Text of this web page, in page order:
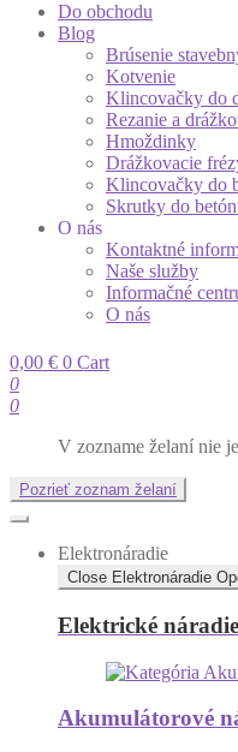
Do obchodu
Blog
Brúsenie
Kotvenie
Klincovačky do
Rezanie a
Hmoždinky
Drážkovacie
Klincovačky do
Skrutky do
O nás
Kontaktné
Naše služby
Informačné
O nás
0,00 € 0 Cart
0
0
V zozname želaní nie
Pozrieť zoznam želaní
Elektronáradie
Close Elektronáradie
Elektrické náradie
Akumulátorové